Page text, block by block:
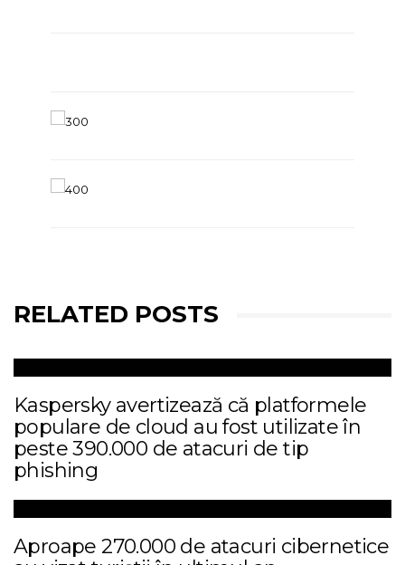
RELATED POSTS
Kaspersky avertizează că platformele
populare de cloud au fost utilizate în
peste 390.000 de atacuri de tip
phishing
Aproape 270.000 de atacuri cibernetice